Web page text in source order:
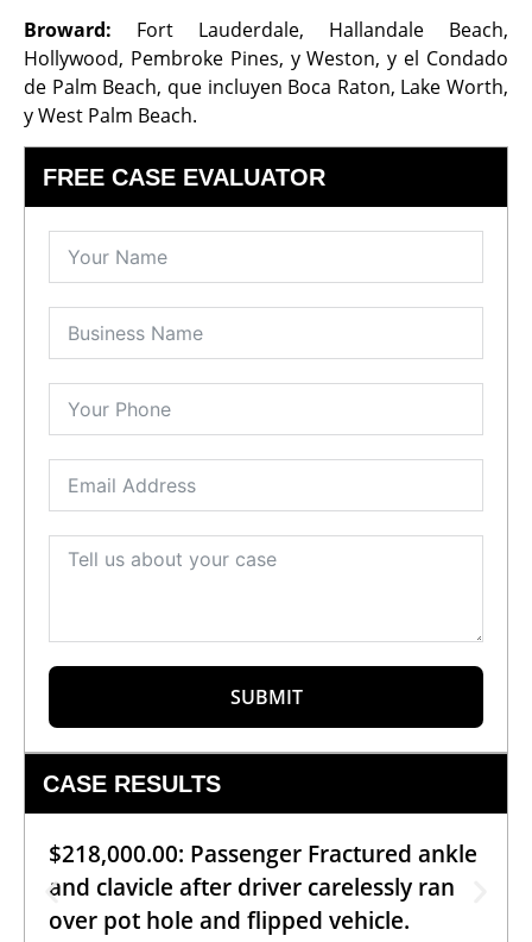
Broward: Fort Lauderdale, Hallandale Beach,
Hollywood, Pembroke Pines, y Weston, y el Condado
de Palm Beach, que incluyen Boca Raton, Lake Worth,
y West Palm Beach.
FREE CASE EVALUATOR
SUBMIT
CASE RESULTS
$218,000.00: Passenger Fractured ankle
and clavicle after driver carelessly ran
over pot hole and flipped vehicle.